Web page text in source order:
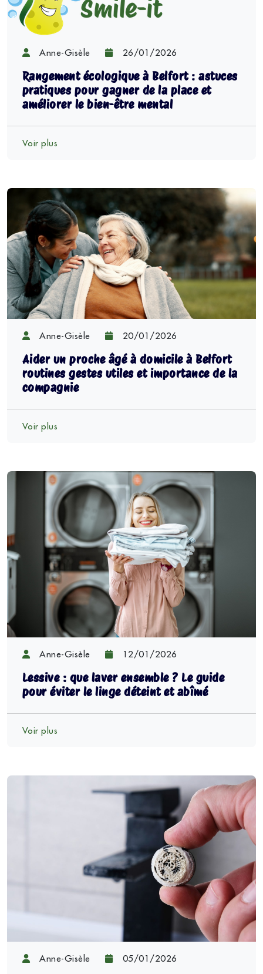
Anne-Gisèle 26/01/2026
Rangement écologique à Belfort : astuces
pratiques pour gagner de la place et
améliorer le bien-être mental
Voir plus
Anne-Gisèle 20/01/2026
Aider un proche âgé à domicile à Belfort
routines gestes utiles et importance de la
compagnie
Voir plus
Anne-Gisèle 12/01/2026
Lessive : que laver ensemble ? Le guide
pour éviter le linge déteint et abîmé
Voir plus
Anne-Gisèle 05/01/2026